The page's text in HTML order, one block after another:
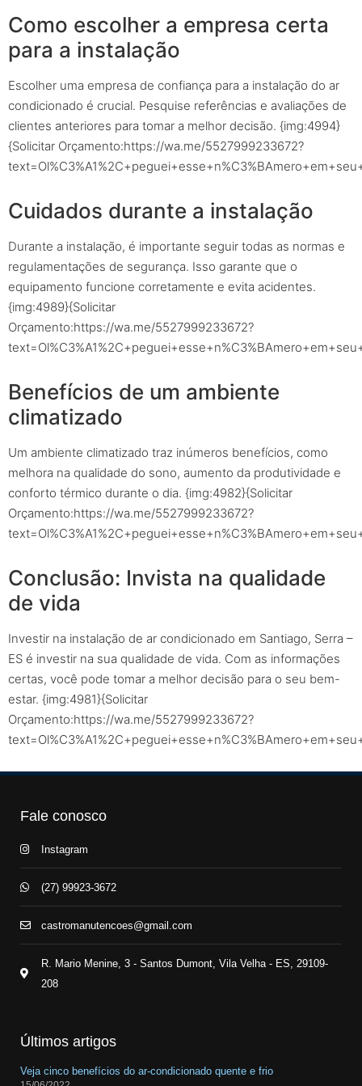
Como escolher a empresa certa
para a instalação
Escolher uma empresa de confiança para a instalação do ar
condicionado é crucial. Pesquise referências e avaliações de
clientes anteriores para tomar a melhor decisão. {img:4994}
{Solicitar Orçamento:https://wa.me/5527999233672?
Cuidados durante a instalação
Durante a instalação, é importante seguir todas as normas e
regulamentações de segurança. Isso garante que o
equipamento funcione corretamente e evita acidentes.
{img:4989}{Solicitar
Orçamento:https://wa.me/5527999233672?
Benefícios de um ambiente
climatizado
Um ambiente climatizado traz inúmeros benefícios, como
melhora na qualidade do sono, aumento da produtividade e
conforto térmico durante o dia. {img:4982}{Solicitar
Orçamento:https://wa.me/5527999233672?
Conclusão: Invista na qualidade
de vida
Investir na instalação de ar condicionado em Santiago, Serra –
ES é investir na sua qualidade de vida. Com as informações
certas, você pode tomar a melhor decisão para o seu bem-
estar. {img:4981}{Solicitar
Orçamento:https://wa.me/5527999233672?
Fale conosco
Instagram
(27) 99923-3672
castromanutencoes@gmail.com
R. Mario Menine, 3 - Santos Dumont, Vila Velha - ES, 29109-
208
Últimos artigos
Veja cinco benefícios do ar-condicionado quente e frio